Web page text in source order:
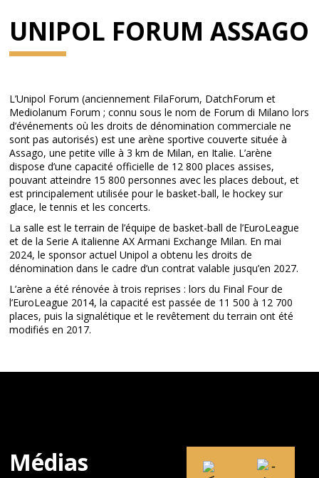
UNIPOL FORUM ASSAGO
L’Unipol Forum (anciennement FilaForum, DatchForum et
Mediolanum Forum ; connu sous le nom de Forum di Milano lors
d’événements où les droits de dénomination commerciale ne
sont pas autorisés) est une arène sportive couverte située à
Assago, une petite ville à 3 km de Milan, en Italie. L’arène
dispose d’une capacité officielle de 12 800 places assises,
pouvant atteindre 15 800 personnes avec les places debout, et
est principalement utilisée pour le basket-ball, le hockey sur
glace, le tennis et les concerts.
La salle est le terrain de l’équipe de basket-ball de l’EuroLeague
et de la Serie A italienne AX Armani Exchange Milan. En mai
2024, le sponsor actuel Unipol a obtenu les droits de
dénomination dans le cadre d’un contrat valable jusqu’en 2027.
L’arène a été rénovée à trois reprises : lors du Final Four de
l’EuroLeague 2014, la capacité est passée de 11 500 à 12 700
places, puis la signalétique et le revêtement du terrain ont été
modifiés en 2017.
Médias